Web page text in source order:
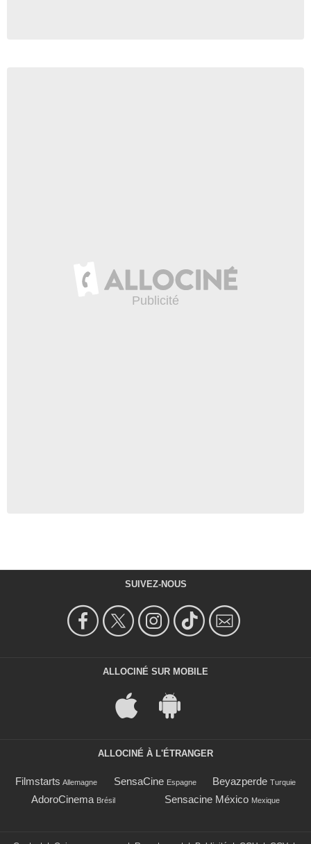
SUIVEZ-NOUS
ALLOCINÉ SUR MOBILE
ALLOCINÉ À L'ÉTRANGER
Filmstarts Allemagne SensaCine Espagne Beyazperde Turquie
AdoroCinema Brésil Sensacine México Mexique